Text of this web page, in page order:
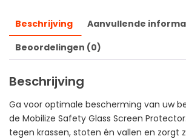
Beschrijving
Aanvullende
Beoordelingen (0)
Beschrijving
Ga voor optimale bescherming van uw
de Mobilize Safety Glass Screen
tegen krassen, stoten én vallen en zorgt